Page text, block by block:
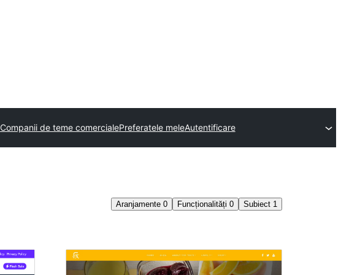
Companii de teme comercialePreferatele meleAutentificare
Aranjamente 0 Funcționalități 0 Subiect 1